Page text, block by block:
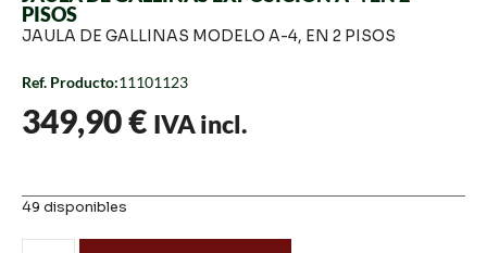
PISOS
JAULA DE GALLINAS MODELO A-4, EN 2 PISOS
Ref. Producto:11101123
349,90€ IVA incl.
49 disponibles